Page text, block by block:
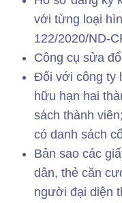
với từng loại
122/2020/ND-
Công cụ sửa
Đối với công ty
hữu hạn hai
sách thành
có danh sách
Bản sao các
dân, thẻ căn
người đại diện